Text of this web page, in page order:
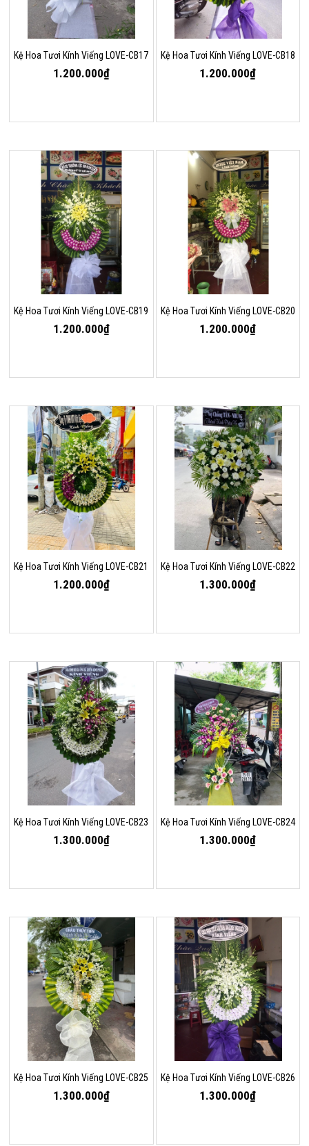
Kệ Hoa Tươi Kính Viếng LOVE-CB17
1.200.000₫
Kệ Hoa Tươi Kính Viếng LOVE-CB18
1.200.000₫
Kệ Hoa Tươi Kính Viếng LOVE-CB19
1.200.000₫
Kệ Hoa Tươi Kính Viếng LOVE-CB20
1.200.000₫
Kệ Hoa Tươi Kính Viếng LOVE-CB21
1.200.000₫
Kệ Hoa Tươi Kính Viếng LOVE-CB22
1.300.000₫
Kệ Hoa Tươi Kính Viếng LOVE-CB23
1.300.000₫
Kệ Hoa Tươi Kính Viếng LOVE-CB24
1.300.000₫
Kệ Hoa Tươi Kính Viếng LOVE-CB25
1.300.000₫
Kệ Hoa Tươi Kính Viếng LOVE-CB26
1.300.000₫